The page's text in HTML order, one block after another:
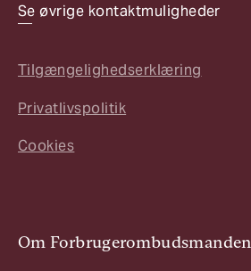
Se øvrige kontaktmuligheder
Tilgængelighedserklæring
Privatlivspolitik
Cookies
Om Forbrugerombudsmanden